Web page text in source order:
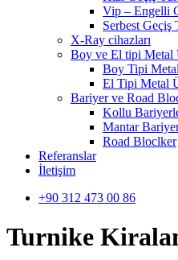
Vip – Engelli
Serbest
X-Ray cihazları
Boy ve El tipi Metal
Boy Tipi
El Tipi Metal
Bariyer ve Road
Kollu
Mantar
Road Bloclker
Referanslar
İletişim
+90 312 473 00 86
Turnike